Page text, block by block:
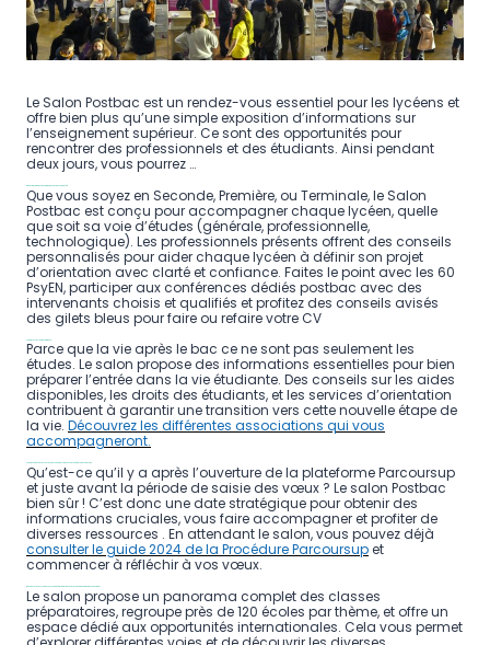
Le Salon Postbac est un rendez-vous essentiel pour les lycéens et
offre bien plus qu’une simple exposition d’informations sur
l’enseignement supérieur. Ce sont des opportunités pour
rencontrer des professionnels et des étudiants. Ainsi pendant
deux jours, vous pourrez …
Bénéficier d’un accompagnement personnalisé
Que vous soyez en Seconde, Première, ou Terminale, le Salon
Postbac est conçu pour accompagner chaque lycéen, quelle
que soit sa voie d’études (générale, professionnelle,
technologique). Les professionnels présents offrent des conseils
personnalisés pour aider chaque lycéen à définir son projet
d’orientation avec clarté et confiance. Faites le point avec les 60
PsyEN, participer aux conférences dédiés postbac avec des
intervenants choisis et qualifiés et profitez des conseils avisés
des gilets bleus pour faire ou refaire votre CV
Parce que la vie après le bac ce ne sont pas seulement les
études. Le salon propose des informations essentielles pour bien
préparer l’entrée dans la vie étudiante. Des conseils sur les aides
disponibles, les droits des étudiants, et les services d’orientation
contribuent à garantir une transition vers cette nouvelle étape de
la vie. Découvrez les différentes associations qui vous
accompagneront.
Avoir accès à toutes les ressources pour réussir la Procédure Parcoursup
Qu’est-ce qu’il y a après l’ouverture de la plateforme Parcoursup
et juste avant la période de saisie des vœux ? Le salon Postbac
bien sûr ! C’est donc une date stratégique pour obtenir des
informations cruciales, vous faire accompagner et profiter de
diverses ressources . En attendant le salon, vous pouvez déjà
consulter le guide 2024 de la Procédure Parcoursupet
commencer à réfléchir à vos vœux.
Découvrir les offres de formations du supérieur et profiter d’un espace international
Le salon propose un panorama complet des classes
préparatoires, regroupe près de 120 écoles par thème, et offre un
espace dédié aux opportunités internationales. Cela vous permet